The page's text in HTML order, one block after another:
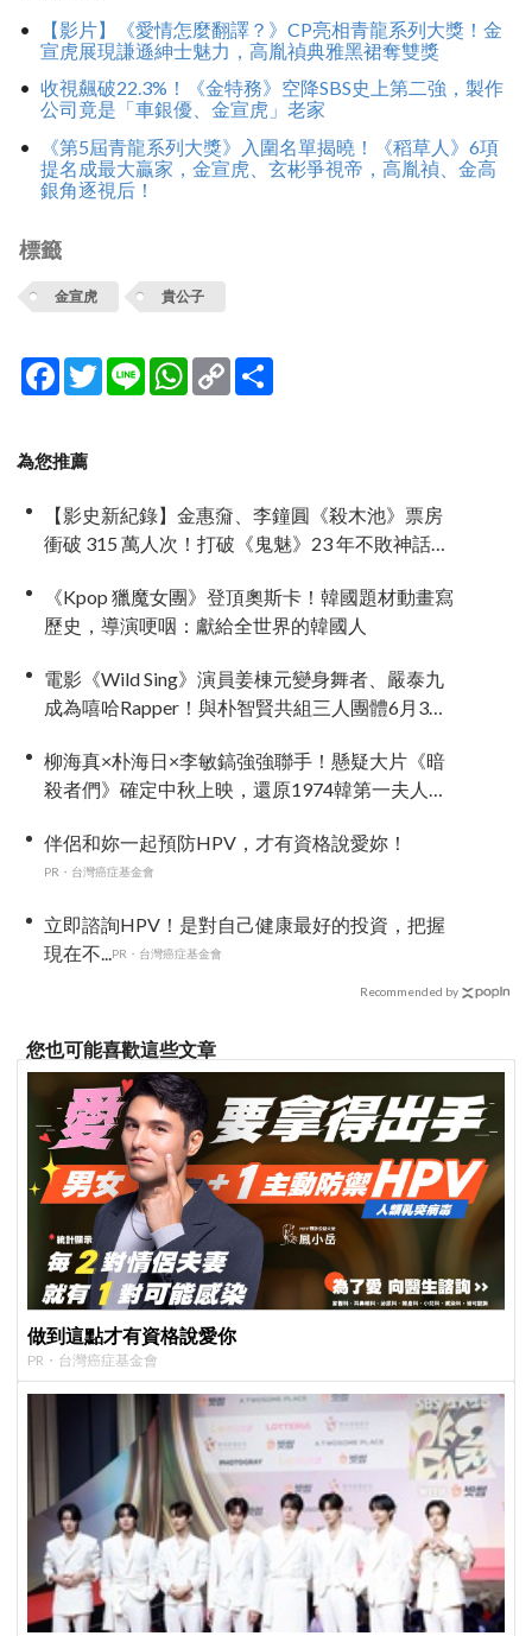
【影片】《愛情怎麼翻譯？》CP亮相青龍系列大獎！金
宣虎展現謙遜紳士魅力，高胤禎典雅黑裙奪雙獎
收視飆破22.3%！《金特務》空降SBS史上第二強，製作
公司竟是「車銀優、金宣虎」老家
《第5屆青龍系列大獎》入圍名單揭曉！《稻草人》6項
提名成最大贏家，金宣虎、玄彬爭視帝，高胤禎、金高
銀角逐視后！
標籤
金宣虎 貴公子
Facebook
TwitterLine WhatsApp
Copy
Link
為您推薦
【影史新紀錄】金惠奫、李鐘圓《殺木池》票房
衝破 315 萬人次！打破《鬼魅》23 年不敗神話，
《Kpop 獵魔女團》登頂奧斯卡！韓國題材動畫寫
歷史，導演哽咽：獻給全世界的韓國人
電影《Wild Sing》演員姜棟元變身舞者、嚴泰九
成為嘻哈Rapper！與朴智賢共組三人團體6月3日
柳海真×朴海日×李敏鎬強強聯手！懸疑大片《暗
殺者們》確定中秋上映，還原1974韓第一夫人暗
伴侶和妳一起預防HPV，才有資格說愛妳！
PR・台灣癌症基金會
立即諮詢HPV！是對自己健康最好的投資，把握
現在不...
PR・台灣癌症基金會
Recommended by
您也可能喜歡這些文章
做到這點才有資格說愛你
PR・台灣癌症基金會